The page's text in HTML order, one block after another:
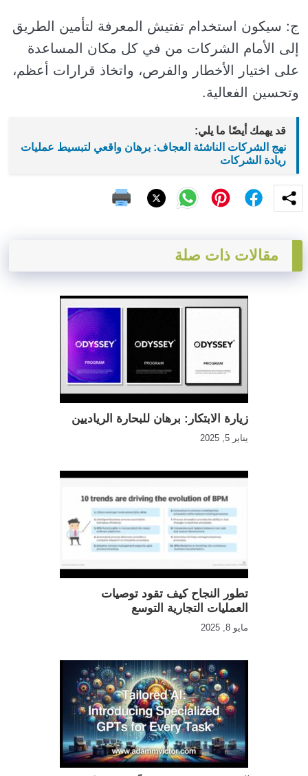
ج: سيكون استخدام تفتيش المعرفة لتأمين الطريق
إلى الأمام الشركات من في كل مكان المساعدة
على اختيار الأخطار والفرص، واتخاذ قرارات أعظم،
وتحسين الفعالية.
قد يهمك أيضًا ما يلي:
نهج الشركات الناشئة العجاف: برهان واقعي لتبسيط عمليات
ريادة الشركات
مقالات ذات صلة
زيارة الابتكار: برهان للبحارة الرياديين
يناير 5, 2025
تطور النجاح كيف تقود توصيات
العمليات التجارية التوسع
مايو 8, 2025